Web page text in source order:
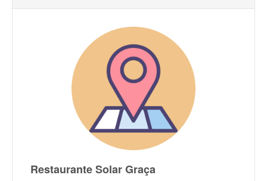
Restaurante Solar Graça